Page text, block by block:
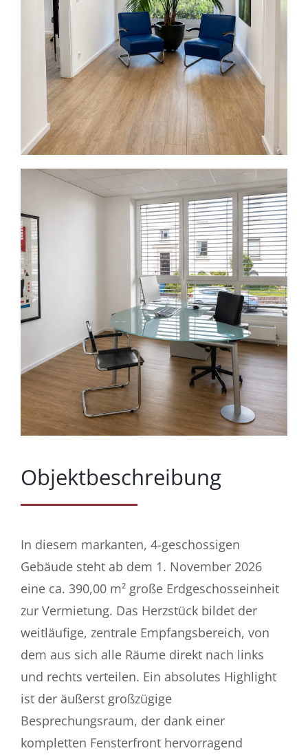
Objektbeschreibung
In diesem markanten, 4-geschossigen
Gebäude steht ab dem 1. November 2026
eine ca. 390,00 m² große Erdgeschosseinheit
zur Vermietung. Das Herzstück bildet der
weitläufige, zentrale Empfangsbereich, von
dem aus sich alle Räume direkt nach links
und rechts verteilen. Ein absolutes Highlight
ist der äußerst großzügige
Besprechungsraum, der dank einer
kompletten Fensterfront hervorragend